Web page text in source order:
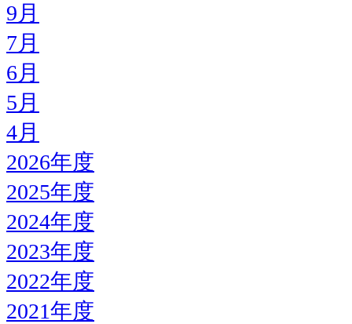
9月
7月
6月
5月
4月
2026年度
2025年度
2024年度
2023年度
2022年度
2021年度